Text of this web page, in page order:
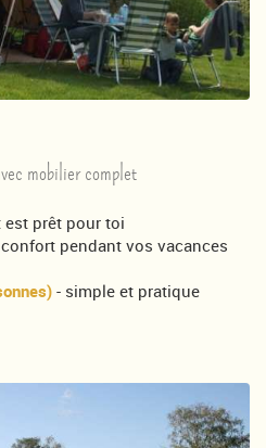
mobilier complet
est prêt pour toi
pendant vos vacances
- simple et pratique